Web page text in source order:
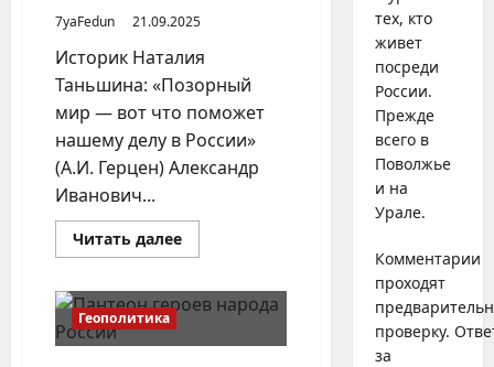
7yaFedun
21.09.2025
Историк Наталия
Таньшина: «Позорный
мир — вот что поможет
нашему делу в России»
(А.И. Герцен) Александр
Иванович...
Читать далееПрочитать
больше
Герцен,
мечтавший
поражении
Геополитика
тех, кто
живет
посреди
России.
Прежде
всего в
Поволжье
и на
Урале.
Комментарии
проходят
проверку.
за